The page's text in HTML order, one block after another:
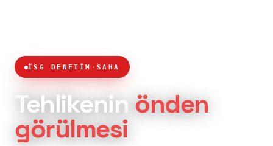
İSG DENETİM ·SAHA
Tehlikenin önden
görülmesi